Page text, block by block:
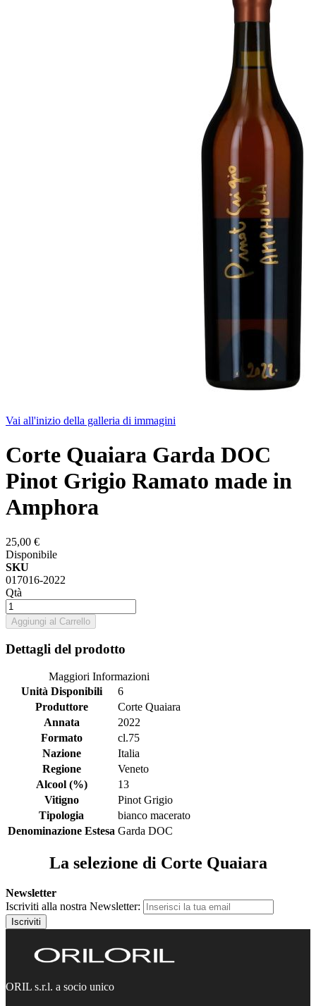
Vai all'inizio della galleria di immagini
Corte Quaiara Garda DOC
Pinot Grigio Ramato made in
Amphora
25,00 €
Disponibile
SKU
017016-2022
Qtà
Aggiungi al Carrello
Dettagli del prodotto
Maggiori Informazioni
Unità Disponibili
6
Produttore
Corte Quaiara
Annata
2022
Formato
cl.75
Nazione
Italia
Regione
Veneto
Alcool (%)
13
Vitigno
Pinot Grigio
Tipologia
bianco macerato
Denominazione Estesa Garda DOC
La selezione di Corte Quaiara
Newsletter
Iscriviti alla nostra Newsletter:
Iscriviti
ORIL s.r.l. a socio unico